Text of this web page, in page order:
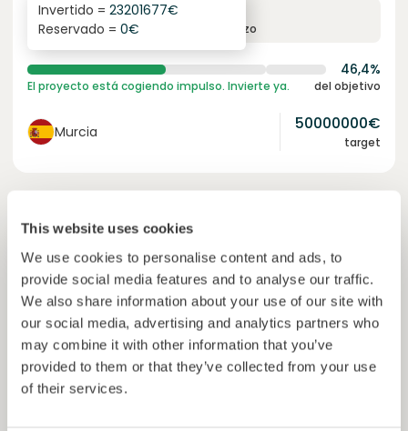
This website uses cookies
We use cookies to personalise content and ads, to
provide social media features and to analyse our traffic.
We also share information about your use of our site with
our social media, advertising and analytics partners who
may combine it with other information that you’ve
provided to them or that they’ve collected from your use
of their services.
6.3%
interés anual plazo
Invertido = 23201677€
Reservado = 0€
46,4%
El proyecto está cogiendo impulso. Invierte ya. del objetivo
Murcia 50000000€
target